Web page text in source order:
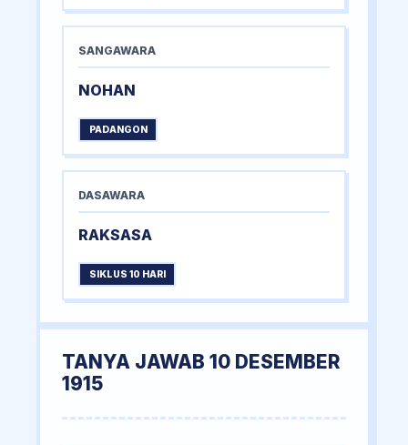
SANGAWARA
NOHAN
PADANGON
DASAWARA
RAKSASA
SIKLUS 10 HARI
TANYA JAWAB 10 DESEMBER
1915